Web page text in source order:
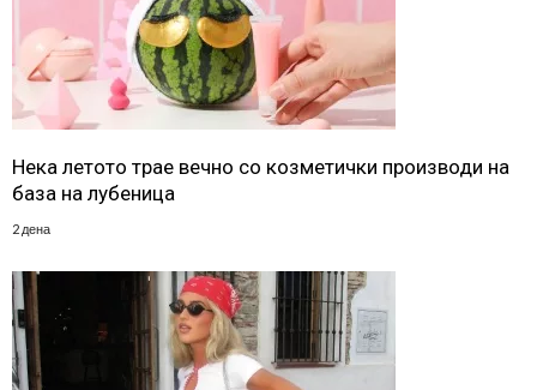
Нека летото трае вечно со козметички производи на
база на лубеница
2 дена